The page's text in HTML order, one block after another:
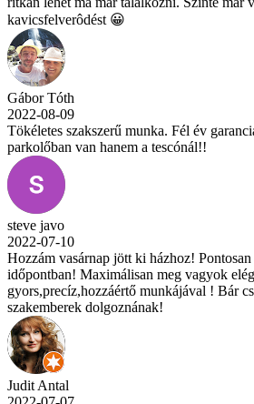
kavicsfelverôdést 😀
Gábor Tóth
2022-08-09
Tökéletes szakszerű munka. Fél év
parkolőban van hanem a tescónál!!
steve javo
2022-07-10
Hozzám vasárnap jött ki házhoz! Pontosan
időpontban! Maximálisan meg vagyok
gyors,precíz,hozzáértő munkájával ! Bár
szakemberek dolgoznának!
Judit Antal